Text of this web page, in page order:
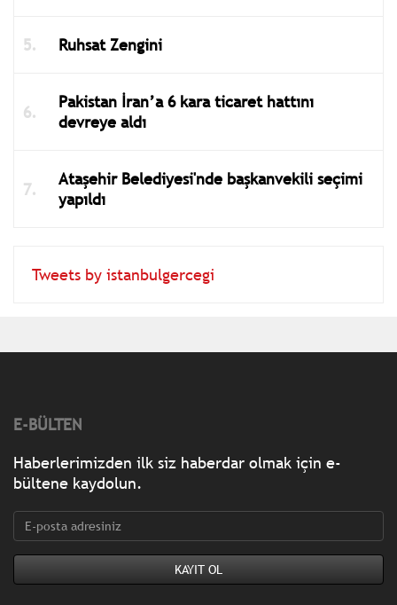
Ruhsat Zengini
Pakistan İran’a 6 kara ticaret hattını
devreye aldı
Ataşehir Belediyesi'nde başkanvekili seçimi
yapıldı
Tweets by istanbulgercegi
E-BÜLTEN
Haberlerimizden ilk siz haberdar olmak için e-
bültene kaydolun.